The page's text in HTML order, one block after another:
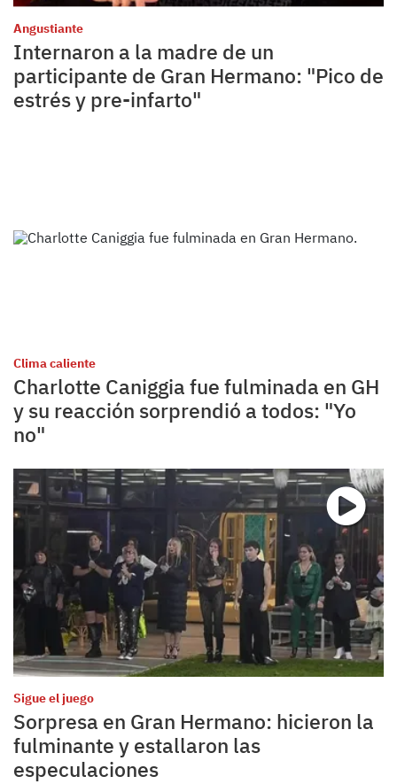
Angustiante
Internaron a la madre de un
participante de Gran Hermano: "Pico de
estrés y pre-infarto"
Clima caliente
Charlotte Caniggia fue fulminada en GH
y su reacción sorprendió a todos: "Yo
no"
Sigue el juego
Sorpresa en Gran Hermano: hicieron la
fulminante y estallaron las
especulaciones